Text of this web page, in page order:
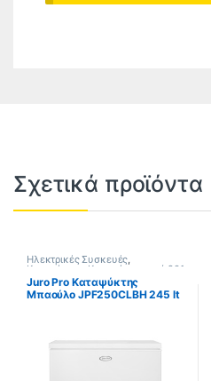
Σχετικά προϊόντα
Ηλεκτρικές Συσκευές,
Καταψύκτες Καταψύκτες από 201
λίτρα
Juro Pro Καταψύκτης
Μπαούλο JPF250CLBH 245 lt